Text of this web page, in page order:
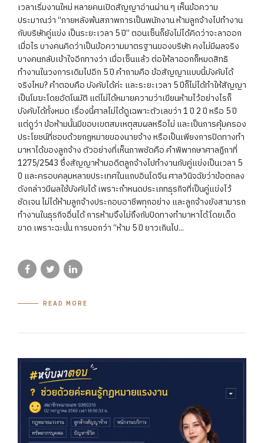
เวลาเริ่มงานใหม่ หลายคนเปิดสัญญาอ่านผ่าน ๆ เห็นข้อความ
ประมาณว่า “ภายหลังพ้นสภาพการเป็นพนักงาน ห้ามลูกจ้างไปทำงาน
กับบริษัทคู่แข่ง เป็นระยะเวลา 5 ปี” ตอนเซ็นก็ยังไม่ได้คิดว่าจะลาออก
เมื่อไร บางคนคิดว่าเป็นข้อความมาตรฐานของบริษัท คงไม่มีผลจริง
บางคนกลับเข้าใจอีกทางว่า เมื่อเซ็นแล้ว ต่อให้ลาออกก็หมดสิทธิ
ทำงานในวงการเดิมไปอีก 5 ปี คำถามคือ ข้อสัญญาแบบนี้บังคับได้
จริงไหม? คำตอบคือ บังคับได้ค่ะ และระยะเวลา 5 ปีก็ไม่ได้ทำให้สัญญา
เป็นโมฆะโดยอัตโนมัติ แต่ไม่ได้หมายความว่าเขียนห้ามไว้อย่างไรก็
บังคับได้ทั้งหมด เรื่องนี้ศาลไม่ได้ดูเฉพาะตัวเลขว่า 1 ปี 2 ปี หรือ 5 ปี
แต่ดูว่า ข้อห้ามนั้นมีขอบเขตสมเหตุสมผลหรือไม่ และเป็นการคุ้มครอง
ประโยชน์ที่ชอบด้วยกฎหมายของนายจ้าง หรือเป็นเพียงการปิดทางทำ
มาหาได้ของลูกจ้าง ตัวอย่างที่เห็นภาพชัดคือ คำพิพากษาศาลฎีกาที่
1275/2543 ซึ่งสัญญาห้ามอดีตลูกจ้างไปทำงานกับคู่แข่งเป็นเวลา 5
ปี และครอบคลุมหลายประเทศในแถบอินโดจีน ศาลวินิจฉัยว่าข้อตกลง
ดังกล่าวมีผลใช้บังคับได้ เพราะกำหนดประเภทธุรกิจที่เป็นคู่แข่งไว้
ชัดเจน ไม่ได้ห้ามลูกจ้างประกอบอาชีพทุกอย่าง และลูกจ้างยังสามารถ
ทำงานในธุรกิจอื่นได้ การห้ามจึงไม่ถึงกับปิดทางทำมาหาได้โดยเด็ด
ขาด เพราะฉะนั้น การบอกว่า “ห้าม 5 ปี ยาวเกินไป...
READ MORE